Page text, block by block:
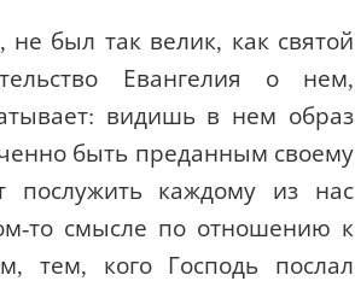
был так велик, как святой
Евангелия о нем,
видишь в нем образ
быть преданным своему
каждому из нас
то смысле по отношению к
тем, кого Господь послал